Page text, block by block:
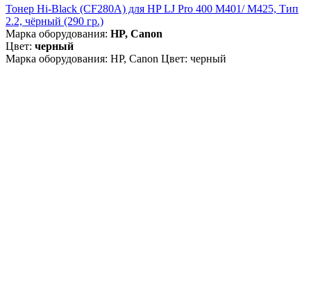
Тонер Hi-Black (CF280A) для HP LJ Pro 400 M401/ M425, Тип
2.2, чёрный (290 гр.)
Марка оборудования: HP, Canon
Цвет: черный
Марка оборудования: HP, Canon Цвет: черный